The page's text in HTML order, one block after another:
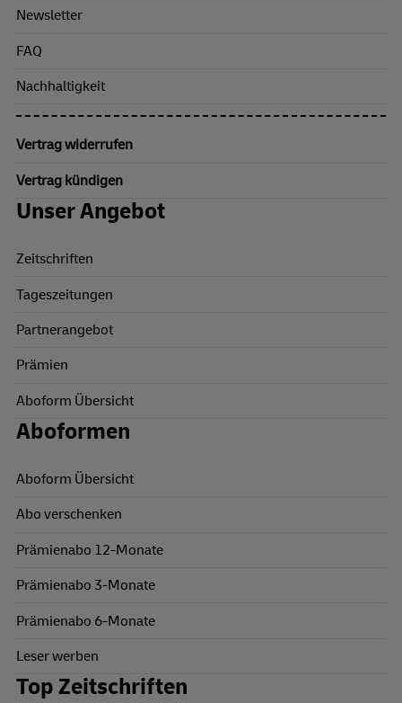
Newsletter
FAQ
Nachhaltigkeit
Vertrag widerrufen
Vertrag kündigen
Unser Angebot
Zeitschriften
Tageszeitungen
Partnerangebot
Prämien
Aboform Übersicht
Aboformen
Aboform Übersicht
Abo verschenken
Prämienabo 12-Monate
Prämienabo 3-Monate
Prämienabo 6-Monate
Leser werben
Top Zeitschriften